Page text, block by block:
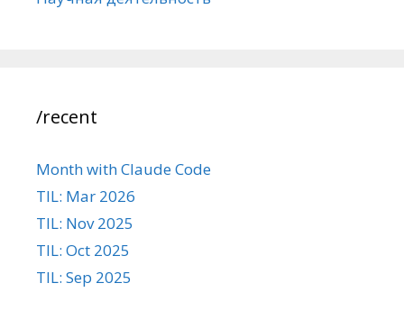
/recent
Month with Claude Code
TIL: Mar 2026
TIL: Nov 2025
TIL: Oct 2025
TIL: Sep 2025